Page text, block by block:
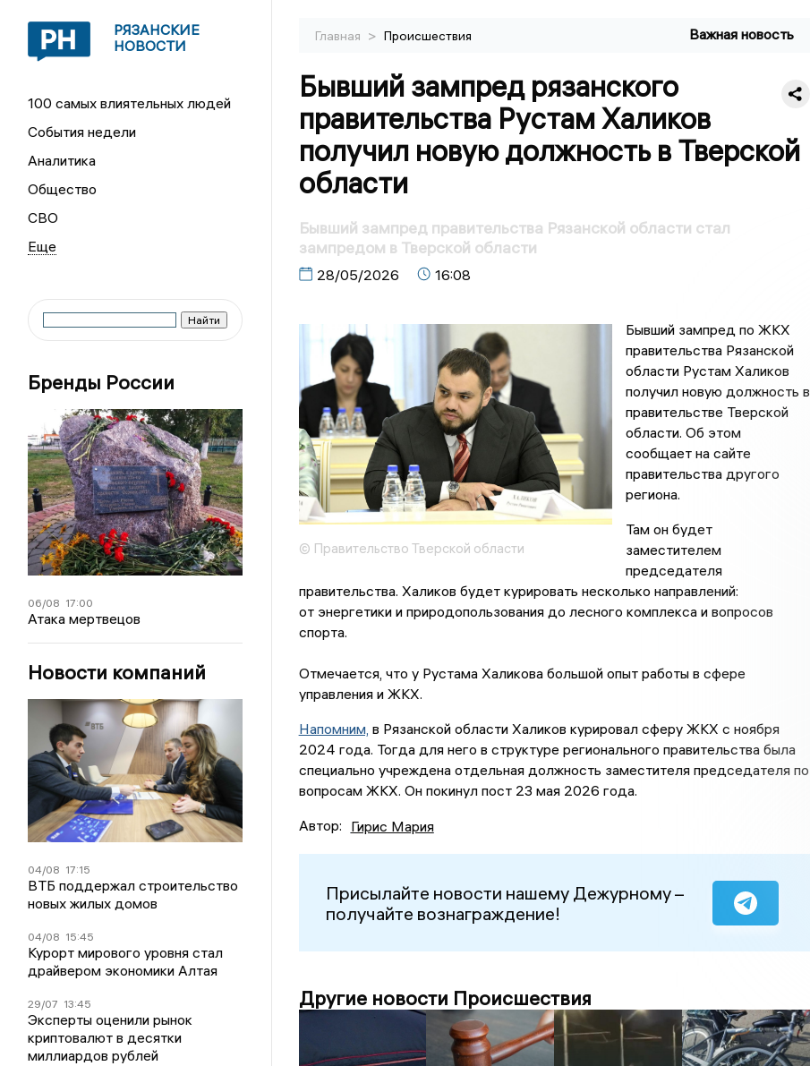
РЯЗАНСКИЕ
НОВОСТИ
100 самых влиятельных людей
События недели
Аналитика
Общество
СВО
Бренды России
06/08 17:00
Атака мертвецов
Новости компаний
04/08 17:15
ВТБ поддержал строительство
новых жилых домов
04/08 15:45
Курорт мирового уровня стал
драйвером экономики Алтая
29/07 13:45
Эксперты оценили рынок
криптовалют в десятки
миллиардов рублей
Главная > Происшествия Важная новость
Бывший зампред рязанского
правительства Рустам Халиков
получил новую должность в Тверской
области
Бывший зампред правительства Рязанской области стал
зампредом в Тверской области
28/05/2026 16:08
© Правительство Тверской области
Бывший зампред по ЖКХ
правительства Рязанской
области Рустам Халиков
получил новую должность в
правительстве Тверской
области. Об этом
сообщает на сайте
правительства другого
региона.
Там он будет
заместителем
председателя
правительства. Халиков будет курировать несколько направлений:
от энергетики и природопользования до лесного комплекса и вопросов
спорта.
Отмечается, что у Рустама Халикова большой опыт работы в сфере
управления и ЖКХ.
Напомним, в Рязанской области Халиков курировал сферу ЖКХ с ноября
2024 года. Тогда для него в структуре регионального правительства была
специально учреждена отдельная должность заместителя председателя по
вопросам ЖКХ. Он покинул пост 23 мая 2026 года.
Автор: Гирис Мария
Присылайте новости нашему Дежурному –
получайте вознаграждение!
Другие новости Происшествия